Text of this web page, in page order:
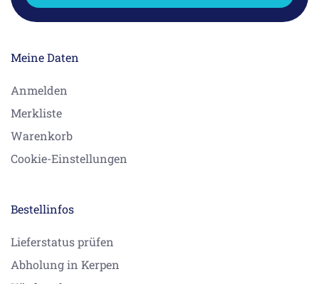
Meine Daten
Anmelden
Merkliste
Warenkorb
Cookie-Einstellungen
Bestellinfos
Lieferstatus prüfen
Abholung in Kerpen